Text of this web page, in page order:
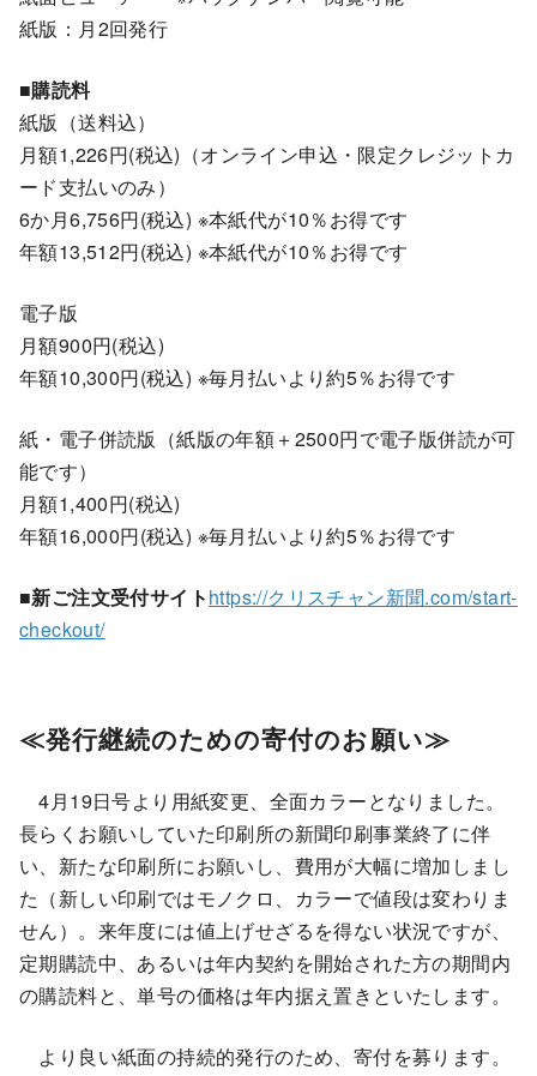
紙版：月2回発行
■購読料
紙版（送料込）
月額1,226円(税込)（オンライン申込・限定クレジットカ
ード支払いのみ）
6か月6,756円(税込) ※本紙代が10％お得です
年額13,512円(税込) ※本紙代が10％お得です
電子版
月額900円(税込)
年額10,300円(税込) ※毎月払いより約5％お得です
紙・電子併読版（紙版の年額＋2500円で電子版併読が可
能です）
月額1,400円(税込)
年額16,000円(税込) ※毎月払いより約5％お得です
■新ご注文受付サイトhttps://クリスチャン新聞.com/start-
checkout/
≪発行継続のための寄付のお願い≫
4月19日号より用紙変更、全面カラーとなりました。
長らくお願いしていた印刷所の新聞印刷事業終了に伴
い、新たな印刷所にお願いし、費用が大幅に増加しまし
た（新しい印刷ではモノクロ、カラーで値段は変わりま
せん）。来年度には値上げせざるを得ない状況ですが、
定期購読中、あるいは年内契約を開始された方の期間内
の購読料と、単号の価格は年内据え置きといたします。
より良い紙面の持続的発行のため、寄付を募ります。